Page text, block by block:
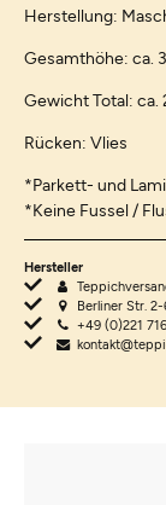
Herstellung:
Gesamthöhe: ca.
Gewicht Total: ca.
Rücken: Vlies
*Parkett- und
*Keine Fussel /
Hersteller
Berliner Str.
+49 (0)221